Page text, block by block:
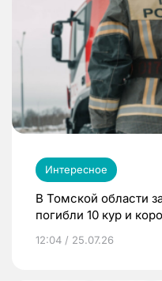
Интересное
В Томской области
погибли 10 кур и
12:04 / 25.07.26